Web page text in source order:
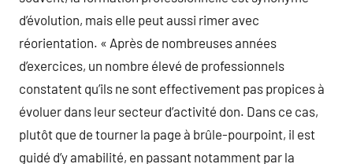
d’évolution, mais elle peut aussi rimer avec
réorientation. « Après de nombreuses années
d’exercices, un nombre élevé de professionnels
constatent qu’ils ne sont effectivement pas propices à
évoluer dans leur secteur d’activité don. Dans ce cas,
plutôt que de tourner la page à brûle-pourpoint, il est
guidé d’y amabilité, en passant notamment par la